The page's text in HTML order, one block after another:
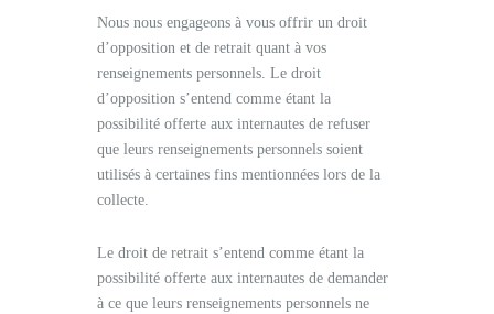
Nous nous engageons à vous offrir un droit
d’opposition et de retrait quant à vos
renseignements personnels. Le droit
d’opposition s’entend comme étant la
possibilité offerte aux internautes de refuser
que leurs renseignements personnels soient
utilisés à certaines fins mentionnées lors de la
collecte.
Le droit de retrait s’entend comme étant la
possibilité offerte aux internautes de demander
à ce que leurs renseignements personnels ne